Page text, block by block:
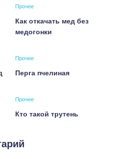
Прочее
Как откачать мед без
медогонки
Прочее
Перга пчелиная
Прочее
Кто такой трутень